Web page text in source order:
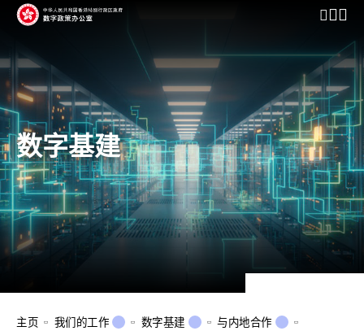
开启行
数字基建
主页 我们的工作 数字基建
与内地合作